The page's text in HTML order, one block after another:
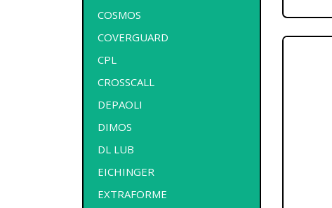
COSMOS
COVERGUARD
CPL
CROSSCALL
DEPAOLI
DIMOS
DL LUB
EICHINGER
EXTRAFORME